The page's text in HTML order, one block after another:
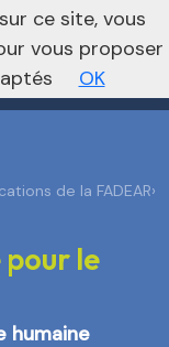
Vers le site national
de la FADEAR›
le
humaine
ce site, vous
vous proposer
OK